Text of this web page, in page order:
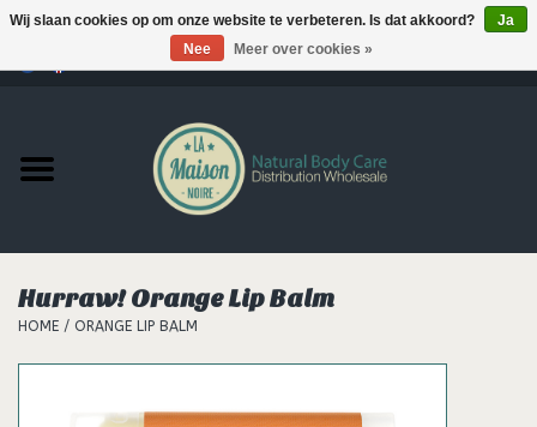
Producten
MERKEN
Support
Hurraw! Orange Lip Balm
HOME / ORANGE LIP BALM
Wij slaan cookies op om onze website te verbeteren. Is dat akkoord?
Ja
Nee
Meer over cookies »